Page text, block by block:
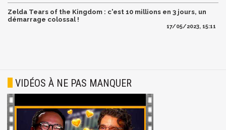
Zelda Tears of the Kingdom : c'est 10 millions en 3 jours, un
démarrage colossal !
17/05/2023, 15:11
VIDÉOS À NE PAS MANQUER